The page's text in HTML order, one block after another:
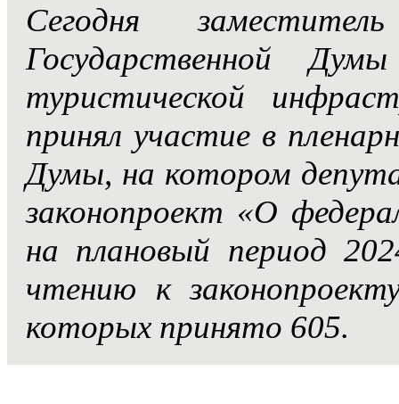
Сегодня
Государственной
туристической
принял участие в
Думы, на котором
законопроект «О
на плановый период
чтению к
которых принято 605.